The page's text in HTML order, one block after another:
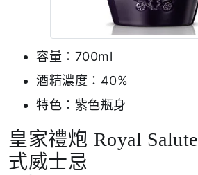
容量：700ml
酒精濃度：40%
特色：紫色瓶身
皇家禮炮 Royal Salute
式威士忌